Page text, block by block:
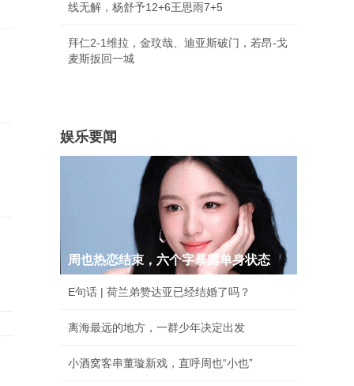
线无解，杨舒予12+6王思雨7+5
拜仁2-1维拉，金玟哉、迪亚斯破门，若昂-戈
麦斯扳回一城
娱乐要闻
周也热恋结束，六个字暴露单身状态
E句话 | 荷兰弟赞达亚已经结婚了吗？
离海最远的地方，一群少年决定出发
小酒窝客串董璇新戏，直呼周也“小也”